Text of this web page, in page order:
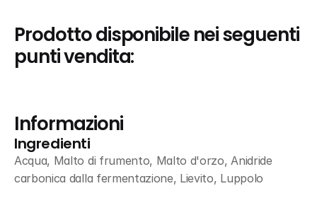
Prodotto disponibile nei seguenti
punti vendita:
Informazioni
Ingredienti
Acqua, Malto di frumento, Malto d'orzo, Anidride
carbonica dalla fermentazione, Lievito, Luppolo